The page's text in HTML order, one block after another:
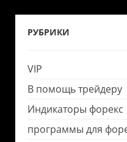
РУБРИКИ
VIP
В помощь трейдеру
Индикаторы форекс
программы для